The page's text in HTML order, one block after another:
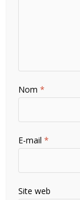
Nom*
E-mail*
Site web